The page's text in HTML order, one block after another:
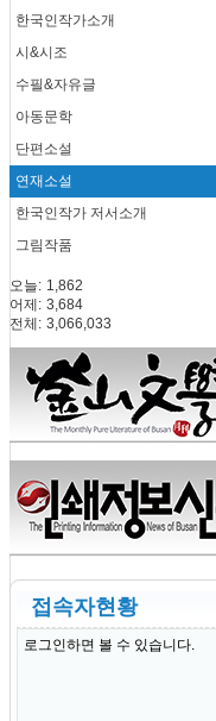
한국인작가소개
시&시조
수필&자유글
아동문학
단편소설
연재소설
한국인작가 저서소개
그림작품
오늘: 1,862
어제: 3,684
전체: 3,066,033
접속자현황
로그인하면 볼 수 있습니다.